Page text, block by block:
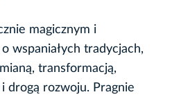
magicznym i
wspaniałych tradycjach,
transformacją,
drogą rozwoju. Pragnie